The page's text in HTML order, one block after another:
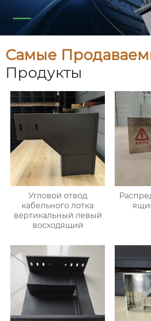
Самые
Продукты
Угловой отвод
кабельного лотка
вертикальный левый
восходящий